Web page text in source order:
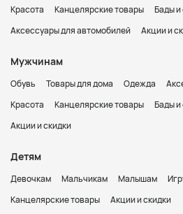
Красота
Канцелярские товары
Бады и
Аксессуары для автомобилей
Акции и
Мужчинам
Обувь Товары для дома Одежда
Красота
Канцелярские товары
Бады и
Акции и скидки
Детям
Девочкам Мальчикам Малышам
Канцелярские товары
Акции и скидки